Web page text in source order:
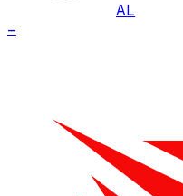
AL
–